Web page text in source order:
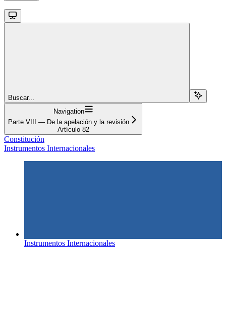
Buscar...
Navigation
Parte VIII — De la apelación y la revisión
Artículo 82
Constitución
Instrumentos Internacionales
Instrumentos Internacionales